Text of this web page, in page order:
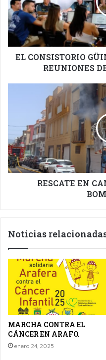
CON
LAS
REUNIONES
DE
COORDINACIÓN.
EL CONSISTORIO
REUNIONES
CANDELARIA
BOMBEROS.
RESCATE EN
Noticias
MARCHA CONTRA EL
CÁNCER EN ARAFO.
enero 24, 2025